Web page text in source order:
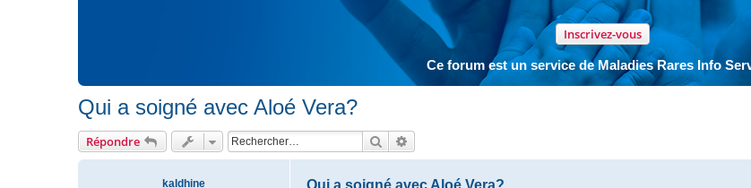
Inscrivez-vous
Ce forum est un service de Maladies Rares Info
Qui a soigné avec Aloé Vera?
Répondre Rechercher
kaldhine Qui a soigné avec Aloé Vera?